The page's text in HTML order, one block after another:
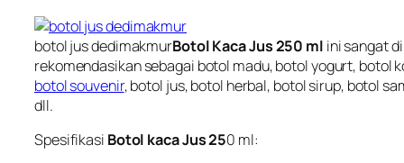
botol jus dedimakmurBotol Kaca Jus 250 ml ini sangat di
rekomendasikan sebagai botol madu, botol yogurt, botol
botol souvenir,botol jus, botol herbal, botol sirup, botol
dll.
Spesifikasi Botol kaca Jus 250 ml: